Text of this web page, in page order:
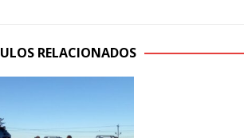
RELACIONADOS